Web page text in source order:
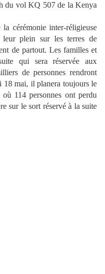
du vol KQ 507 de la Kenya
cérémonie inter-réligieuse
leur plein sur les terres de
de partout. Les familles et
qui sera réservée aux
de personnes rendront
18 mai, il planera toujours le
114 personnes ont perdu
sur le sort réservé à la suite